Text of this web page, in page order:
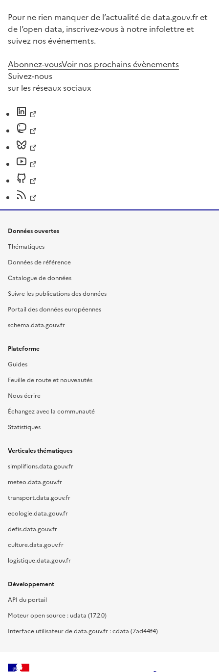
Pour ne rien manquer de l’actualité de data.gouv.fr et
de l’open data, inscrivez-vous à notre infolettre et
suivez nos événements.
Abonnez-vousVoir nos prochains évènements
Suivez-nous
sur les réseaux sociaux
Données ouvertes
Thématiques
Données de référence
Catalogue de données
Suivre les publications des données
Portail des données européennes
schema.data.gouv.fr
Plateforme
Guides
Feuille de route et nouveautés
Nous écrire
Échangez avec la communauté
Statistiques
Verticales thématiques
simplifions.data.gouv.fr
meteo.data.gouv.fr
transport.data.gouv.fr
ecologie.data.gouv.fr
defis.data.gouv.fr
culture.data.gouv.fr
logistique.data.gouv.fr
Développement
API du portail
Moteur open source : udata (17.2.0)
Interface utilisateur de data.gouv.fr : cdata (7ad44f4)